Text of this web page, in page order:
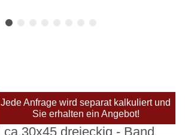
Jede Anfrage wird separat kalkuliert und
Sie erhalten ein Angebot!
dreieckig - Band